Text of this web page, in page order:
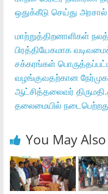
ஒதுக்கீடு செய்து
மாற்றுத்திறனாளிகள்
பிரத்தியேகமாக
சக்கரங்கள்
வழங்குவதற்கான
ஆட்சித்தலைவர்
தலைமையில்
You May